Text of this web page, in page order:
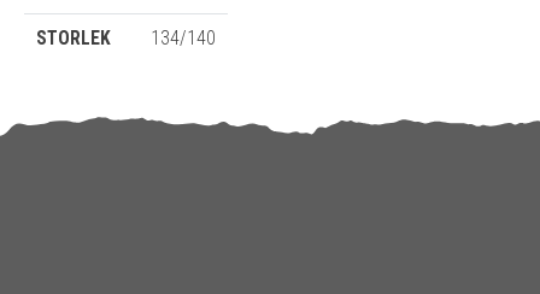
STORLEK 134/140